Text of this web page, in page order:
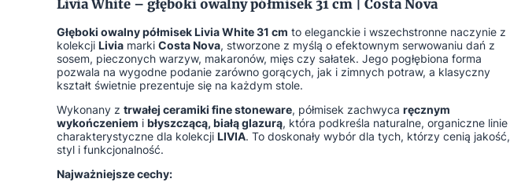
Livia White – głęboki owalny półmisek 31 cm | Costa Nova
Głęboki owalny półmisek Livia White 31 cm to eleganckie i wszechstronne naczynie z
kolekcji Livia marki Costa Nova, stworzone z myślą o efektownym serwowaniu dań z
sosem, pieczonych warzyw, makaronów, mięs czy sałatek. Jego pogłębiona forma
pozwala na wygodne podanie zarówno gorących, jak i zimnych potraw, a klasyczny
kształt świetnie prezentuje się na każdym stole.
Wykonany z trwałej ceramiki fine stoneware, półmisek zachwyca ręcznym
wykończeniem i błyszczącą, białą glazurą, która podkreśla naturalne, organiczne linie
charakterystyczne dla kolekcji LIVIA. To doskonały wybór dla tych, którzy cenią jakość,
styl i funkcjonalność.
Najważniejsze cechy: